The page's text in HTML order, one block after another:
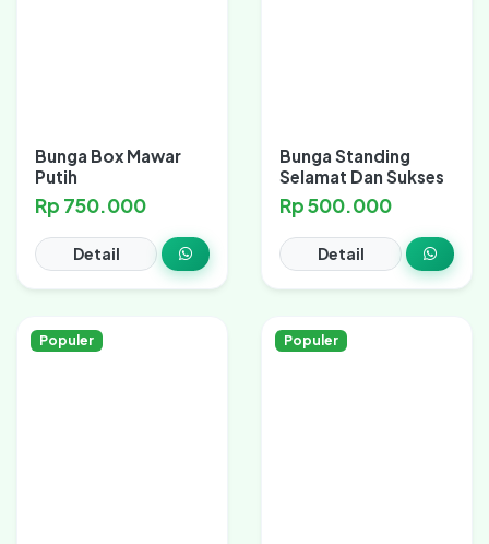
Bunga Box Mawar
Putih
Rp 750.000
Detail
Bunga Standing
Selamat Dan Sukses
Rp 500.000
Detail
Populer Populer